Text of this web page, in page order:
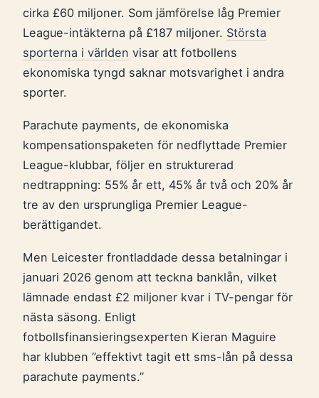
cirka £60 miljoner. Som jämförelse låg Premier
League-intäkterna på £187 miljoner. Största
sporterna i världen visar att fotbollens
ekonomiska tyngd saknar motsvarighet i andra
sporter.
Parachute payments, de ekonomiska
kompensationspaketen för nedflyttade Premier
League-klubbar, följer en strukturerad
nedtrappning: 55% år ett, 45% år två och 20% år
tre av den ursprungliga Premier League-
berättigandet.
Men Leicester frontladdade dessa betalningar i
januari 2026 genom att teckna banklån, vilket
lämnade endast £2 miljoner kvar i TV-pengar för
nästa säsong. Enligt
fotbollsfinansieringsexperten Kieran Maguire
har klubben ”effektivt tagit ett sms-lån på dessa
parachute payments.”